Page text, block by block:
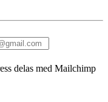
delas med Mailchimp